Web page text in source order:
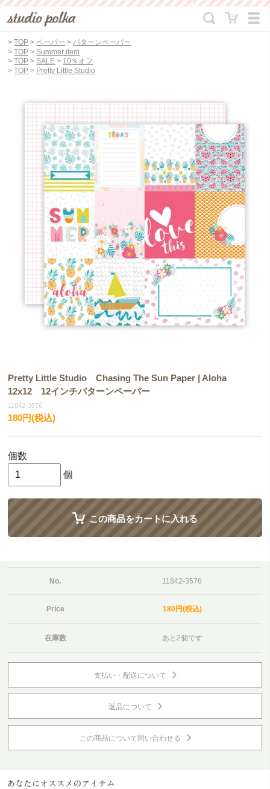
>TOP >ペーパー >パターンペーパー
>TOP > Summer item
>TOP > SALE > 10％オフ
>TOP > Pretty Little Studio
Pretty Little Studio Chasing The Sun Paper | Aloha
12x12 12インチパターンペーパー
11842-3576
180円(税込)
個数
個
この商品をカートに入れる
No. 11842-3576
Price 180円(税込)
在庫数 あと2個です
支払い・配送について
返品について
この商品について問い合わせる